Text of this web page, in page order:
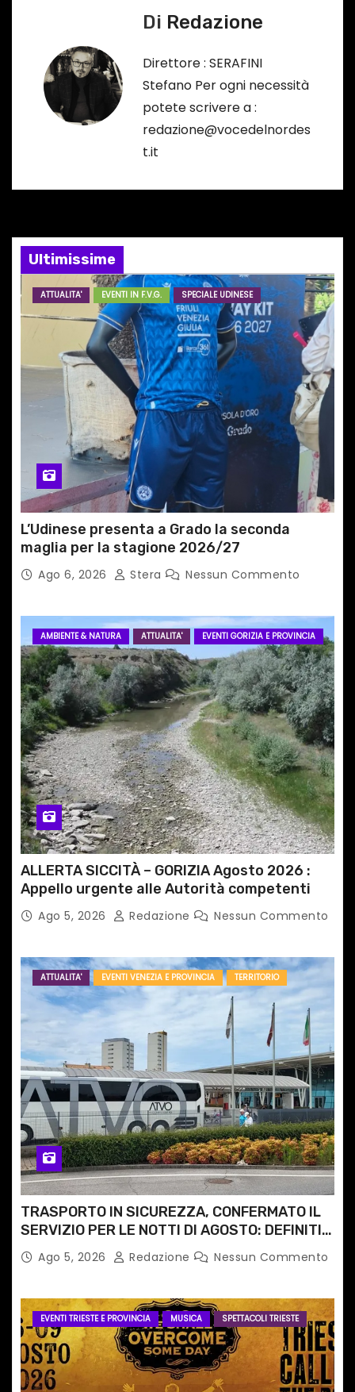
e
a
r
i
c
l
i
Di Redazione
Direttore : SERAFINI
Stefano Per ogni necessità
potete scrivere a :
redazione@vocedelnordes
t.it
Ultimissime
ATTUALITA' EVENTI IN F.V.G. SPECIALE UDINESE
L’Udinese presenta a Grado la seconda
maglia per la stagione 2026/27
Ago 6, 2026 Stera Nessun Commento
AMBIENTE & NATURA ATTUALITA' EVENTI GORIZIA E PROVINCIA
ALLERTA SICCITÀ – GORIZIA Agosto 2026 :
Appello urgente alle Autorità competenti
Ago 5, 2026 Redazione Nessun Commento
ATTUALITA' EVENTI VENEZIA E PROVINCIA TERRITORIO
TRASPORTO IN SICUREZZA, CONFERMATO IL
SERVIZIO PER LE NOTTI DI AGOSTO: DEFINITI
PERCORSI, FERMATE E ORARIO
Ago 5, 2026 Redazione Nessun Commento
EVENTI TRIESTE E PROVINCIA MUSICA SPETTACOLI TRIESTE